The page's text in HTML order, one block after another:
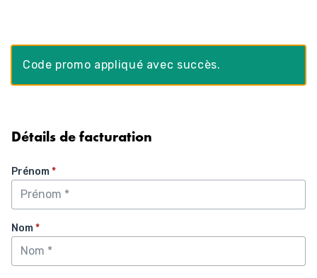
contenu
Code promo appliqué avec succès.
Détails de facturation
Prénom*
Nom*